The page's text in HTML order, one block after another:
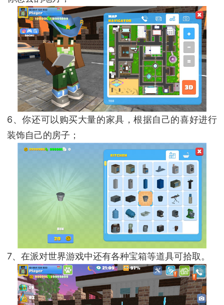
6、你还可以购买大量的家具，根据自己的喜好进行
装饰自己的房子；
7、在派对世界游戏中还有各种宝箱等道具可拾取。